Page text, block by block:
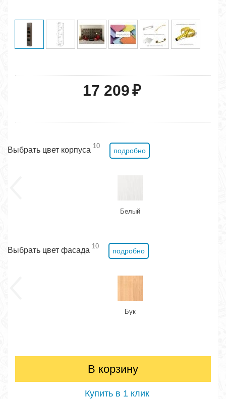
17 209₽
Выбрать цвет корпуса 10
подробно
Белый
Выбрать цвет фасада 10
подробно
Бук
В корзину
Купить в 1 клик